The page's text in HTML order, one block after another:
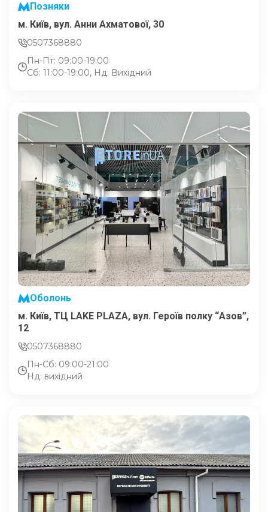
Позняки
м. Київ, вул. Анни Ахматової, 30
0507368880
Пн-Пт: 09:00-19:00
Сб: 11:00-19:00, Нд: Вихідний
Оболонь
м. Київ, ТЦ LAKE PLAZA, вул. Героїв полку “Азов”,
12
0507368880
Пн-Сб: 09:00-21:00
Нд: вихідний